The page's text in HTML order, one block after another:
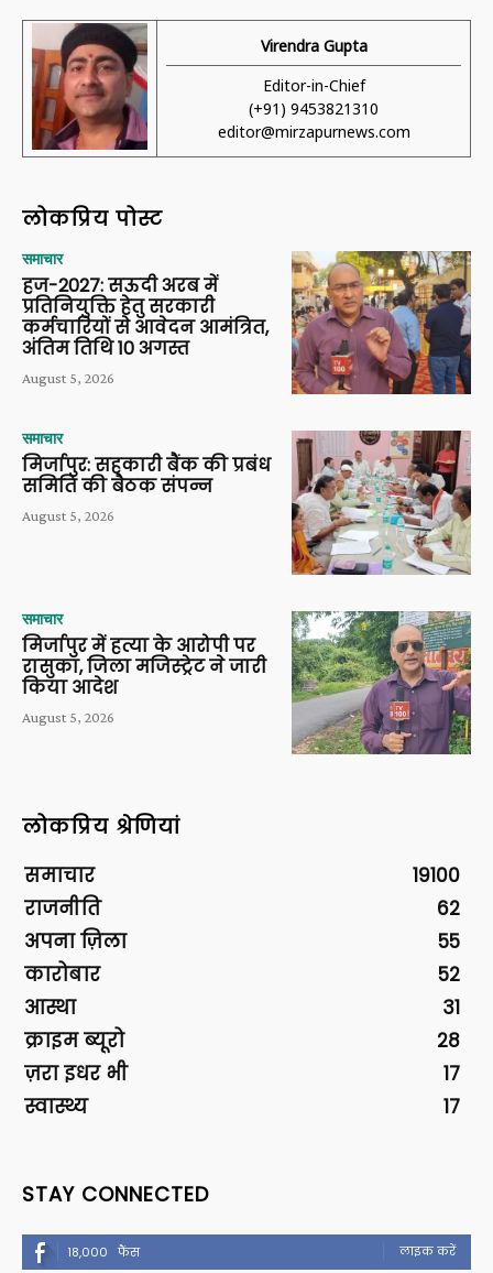
Virendra Gupta
Editor-in-Chief
(+91) 9453821310
editor@mirzapurnews.com
लोकप्रिय पोस्ट
समाचार
हज-2027: सऊदी अरब में
प्रतिनियुक्ति हेतु सरकारी
कर्मचारियों से आवेदन आमंत्रित,
अंतिम तिथि 10 अगस्त
August 5, 2026
समाचार
मिर्जापुर: सहकारी बैंक की प्रबंध
समिति की बैठक संपन्न
August 5, 2026
समाचार
मिर्जापुर में हत्या के आरोपी पर
रासुका, जिला मजिस्ट्रेट ने जारी
किया आदेश
August 5, 2026
लोकप्रिय श्रेणियां
समाचार
19100
राजनीति
62
अपना ज़िला
55
कारोबार
52
आस्था
31
क्राइम ब्यूरो
28
ज़रा इधर भी
17
स्वास्थ्य
17
STAY CONNECTED
18,000 फैंस लाइक करें